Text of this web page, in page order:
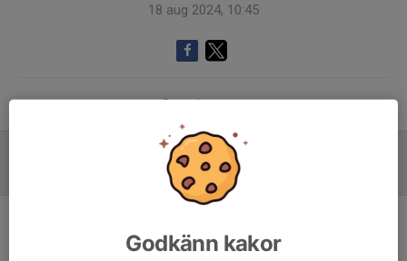
18 aug 2024, 10:45
Samling 10:00
Inget referat skrivet
Godkänn kakor